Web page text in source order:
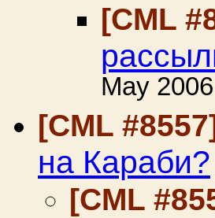
[CML
May 2006
[CML
на Караби?
[CML